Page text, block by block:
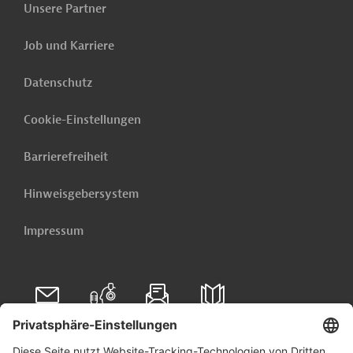
Unsere Partner
Job und Karriere
Datenschutz
Cookie-Einstellungen
Barrierefreiheit
Hinweisgebersystem
Impressum